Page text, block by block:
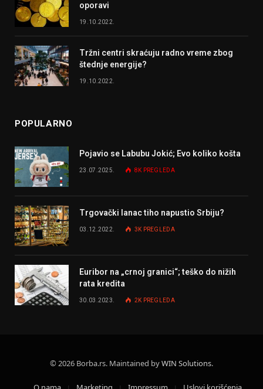
oporavi
19.10.2022.
Tržni centri skraćuju radno vreme zbog
štednje energije?
19.10.2022.
POPULARNO
Pojavio se Labubu Jokić; Evo koliko košta
23.07.2025. 8K PREGLEDA
Trgovački lanac tiho napustio Srbiju?
03.12.2022. 3K PREGLEDA
Euribor na „crnoj granici“; teško do nižih
rata kredita
30.03.2023. 2K PREGLEDA
© 2026 Borba.rs. Maintained byWIN Solutions.